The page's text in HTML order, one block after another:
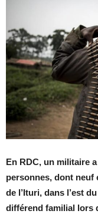
En RDC, un militaire
personnes, dont neuf
de l’Ituri, dans l’est
différend familial lors